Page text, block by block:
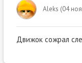
Aleks (04
Движок сожрал